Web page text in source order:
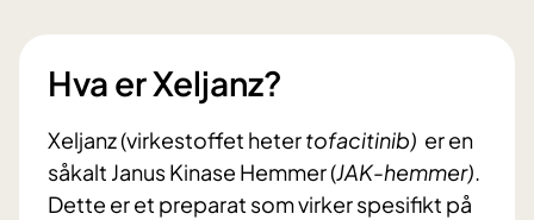
Hva er Xeljanz?
Xeljanz (virkestoffet hetertofacitinib) er en
såkalt Janus Kinase Hemmer (JAK-hemmer).
Dette er et preparat som virker spesifikt på